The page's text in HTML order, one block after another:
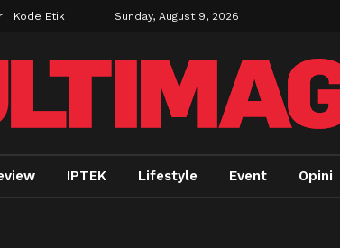
Kode Etik Sunday, August 9, 2026
IPTEK Lifestyle Event Opini